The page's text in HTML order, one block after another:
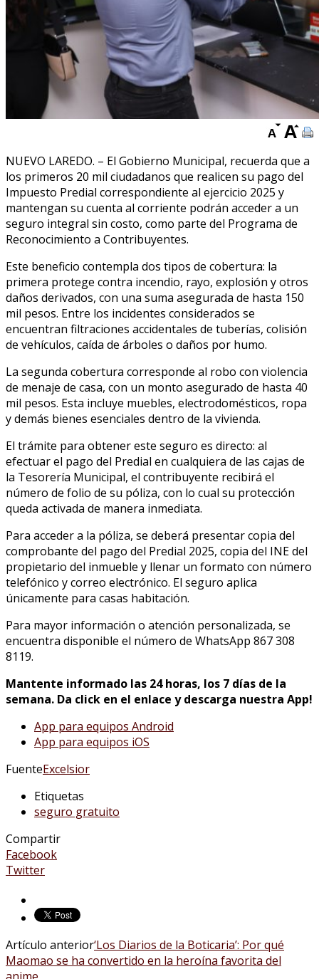
NUEVO LAREDO. – El Gobierno Municipal, recuerda que a
los primeros 20 mil ciudadanos que realicen su pago del
Impuesto Predial correspondiente al ejercicio 2025 y
mantengan su cuenta al corriente podrán acceder a un
seguro integral sin costo, como parte del Programa de
Reconocimiento a Contribuyentes.
Este beneficio contempla dos tipos de cobertura: la
primera protege contra incendio, rayo, explosión y otros
daños derivados, con una suma asegurada de hasta 150
mil pesos. Entre los incidentes considerados se
encuentran filtraciones accidentales de tuberías, colisión
de vehículos, caída de árboles o daños por humo.
La segunda cobertura corresponde al robo con violencia
de menaje de casa, con un monto asegurado de hasta 40
mil pesos. Esta incluye muebles, electrodomésticos, ropa
y demás bienes esenciales dentro de la vivienda.
El trámite para obtener este seguro es directo: al
efectuar el pago del Predial en cualquiera de las cajas de
la Tesorería Municipal, el contribuyente recibirá el
número de folio de su póliza, con lo cual su protección
queda activada de manera inmediata.
Para acceder a la póliza, se deberá presentar copia del
comprobante del pago del Predial 2025, copia del INE del
propietario del inmueble y llenar un formato con número
telefónico y correo electrónico. El seguro aplica
únicamente para casas habitación.
Para mayor información o atención personalizada, se
encuentra disponible el número de WhatsApp 867 308
8119.
Mantente informado las 24 horas, los 7 días de la
semana. Da click en el enlace y descarga nuestra App!
App para equipos Android
App para equipos iOS
FuenteExcelsior
Etiquetas
seguro gratuito
Compartir
Facebook
Twitter
Artículo anterior‘Los Diarios de la Boticaria’: Por qué
Maomao se ha convertido en la heroína favorita del